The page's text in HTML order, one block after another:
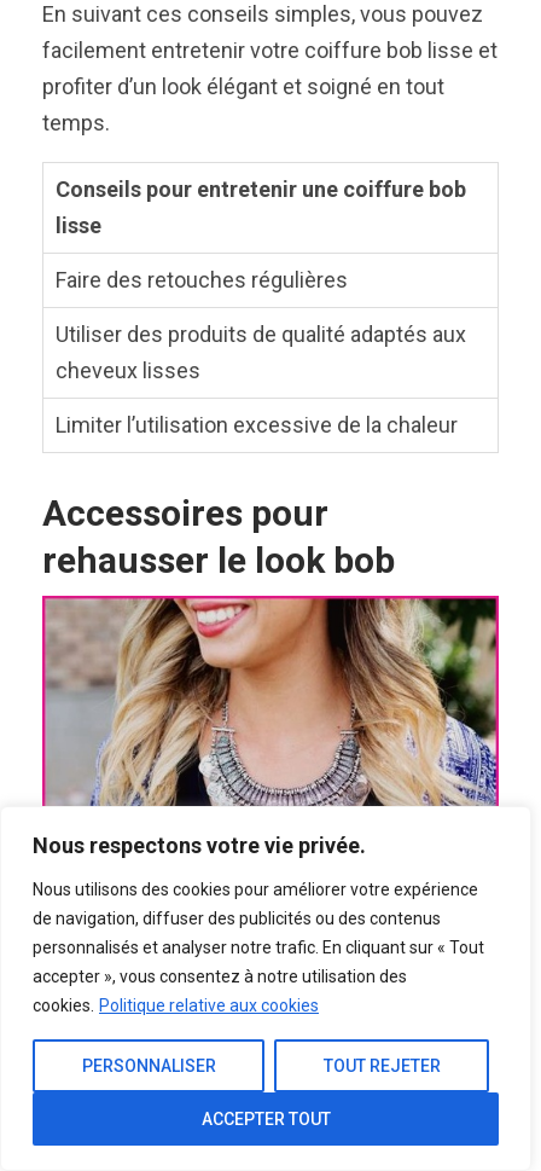
Nous respectons votre vie privée.
Nous utilisons des cookies pour améliorer votre expérience
de navigation, diffuser des publicités ou des contenus
personnalisés et analyser notre trafic. En cliquant sur « Tout
accepter », vous consentez à notre utilisation des
cookies.
Politique relative aux cookies
PERSONNALISER TOUT REJETER
ACCEPTER TOUT
En suivant ces conseils simples, vous pouvez
facilement entretenir votre coiffure bob lisse et
profiter d’un look élégant et soigné en tout
temps.
Conseils pour entretenir une coiffure bob
lisse
Faire des retouches régulières
Utiliser des produits de qualité adaptés aux
cheveux lisses
Limiter l’utilisation excessive de la chaleur
Accessoires pour
rehausser le look bob
Accessoires pour rehausser le look bob
La coiffure bob est un style intemporel et
polyvalent qui peut être facilement rehaussé
avec des accessoires appropriés. Que vous
ayez des cheveux courts ou longs, il existe une
variété d’accessoires qui peuvent compléter